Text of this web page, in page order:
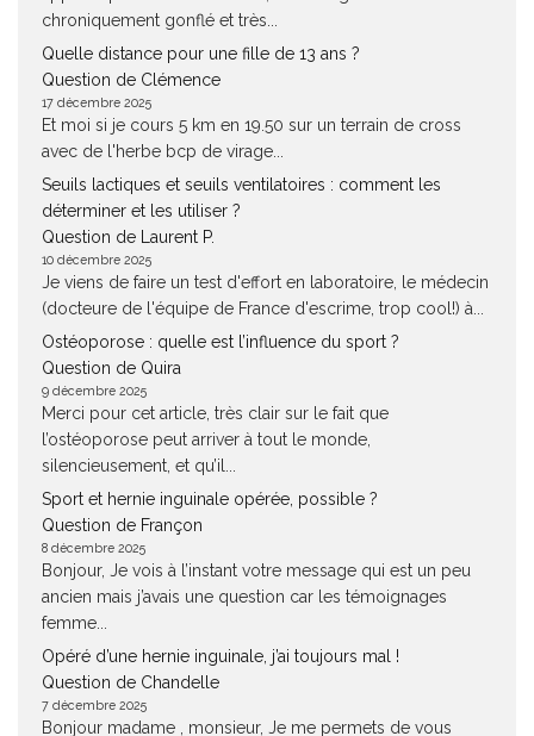
chroniquement gonflé et très...
Quelle distance pour une fille de 13 ans ?
Question de Clémence
17 décembre 2025
Et moi si je cours 5 km en 19.50 sur un terrain de cross
avec de l'herbe bcp de virage...
Seuils lactiques et seuils ventilatoires : comment les
déterminer et les utiliser ?
Question de Laurent P.
10 décembre 2025
Je viens de faire un test d'effort en laboratoire, le médecin
(docteure de l'équipe de France d'escrime, trop cool!) à...
Ostéoporose : quelle est l’influence du sport ?
Question de Quira
9 décembre 2025
Merci pour cet article, très clair sur le fait que
l’ostéoporose peut arriver à tout le monde,
silencieusement, et qu’il...
Sport et hernie inguinale opérée, possible ?
Question de Françon
8 décembre 2025
Bonjour, Je vois à l’instant votre message qui est un peu
ancien mais j’avais une question car les témoignages
femme...
Opéré d’une hernie inguinale, j’ai toujours mal !
Question de Chandelle
7 décembre 2025
Bonjour madame , monsieur, Je me permets de vous